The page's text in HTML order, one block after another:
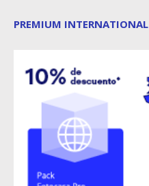
PREMIUM INTERNATIONAL